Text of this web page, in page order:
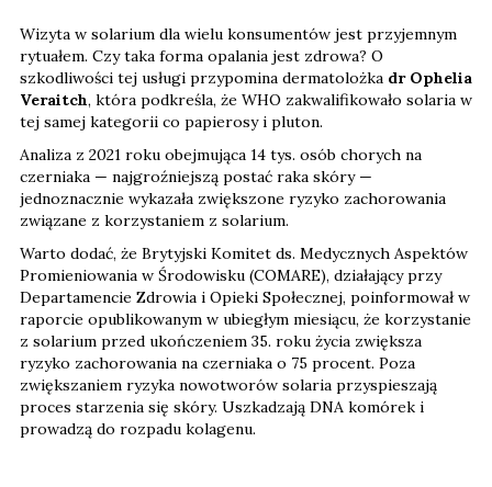
Wizyta w solarium dla wielu konsumentów jest przyjemnym
rytuałem. Czy taka forma opalania jest zdrowa? O
szkodliwości tej usługi przypomina dermatolożka dr Ophelia
Veraitch, która podkreśla, że WHO zakwalifikowało solaria w
tej samej kategorii co papierosy i pluton.
Analiza z 2021 roku obejmująca 14 tys. osób chorych na
czerniaka — najgroźniejszą postać raka skóry —
jednoznacznie wykazała zwiększone ryzyko zachorowania
związane z korzystaniem z solarium.
Warto dodać, że Brytyjski Komitet ds. Medycznych Aspektów
Promieniowania w Środowisku (COMARE), działający przy
Departamencie Zdrowia i Opieki Społecznej, poinformował w
raporcie opublikowanym w ubiegłym miesiącu, że korzystanie
z solarium przed ukończeniem 35. roku życia zwiększa
ryzyko zachorowania na czerniaka o 75 procent. Poza
zwiększaniem ryzyka nowotworów solaria przyspieszają
proces starzenia się skóry. Uszkadzają DNA komórek i
prowadzą do rozpadu kolagenu.